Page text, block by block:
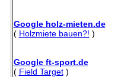
Google holz-mieten.de
( Holzmiete bauen?! )
Google ft-sport.de
( Field Target)